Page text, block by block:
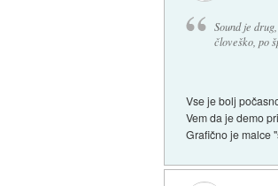
Sound je
človeško, po
Vse je bolj
Vem da je demo
Grafično je malce